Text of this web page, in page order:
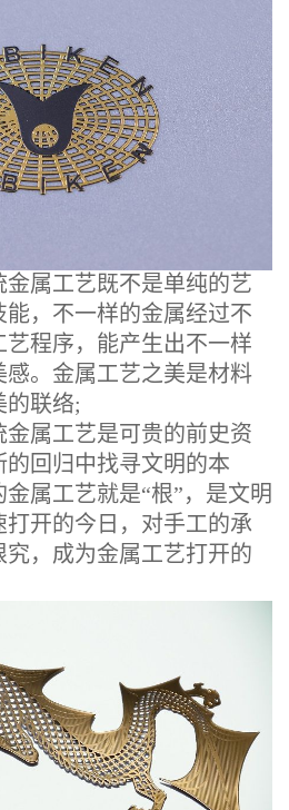
属工艺既不是单纯的艺
，不一样的金属经过不
程序，能产生出不一样
。金属工艺之美是材料
的联络;
属工艺是可贵的前史资
回归中找寻文明的本
属工艺就是“根”，是文明
开的今日，对手工的承
，成为金属工艺打开的